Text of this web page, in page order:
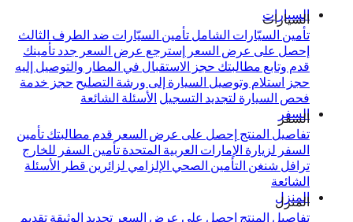
السيارات
السيارات
تأمين السيّارات الشامل تأمين السيّارات ضد الطرف الثالث
إحصل على عرض السعر إسترجع عرض السعر جدد تأمينك
قدم وتابع مطالبتك حجز الاستقبال في المطار والتوصيل إليه
حجز استلام وتوصيل السيارة إلى ورشة التصليح حجز خدمة
فحص السيارة لتجديد التسجيل الأسئلة الشائعة
السفر
السفر
تفاصيل المنتج إحصل على عرض السعر قدم مطالبتك تأمين
السفر لزيارة الإمارات العربية المتحدة تأمين السفر للخارج
ترافل شنغن التأمين الصحي الإلزامي لزائرين قطر الأسئلة
الشائعة
المنزل
المنزل
تفاصيل المنتج إحصل على عرض السعر تجديد الوثيقة تقديم